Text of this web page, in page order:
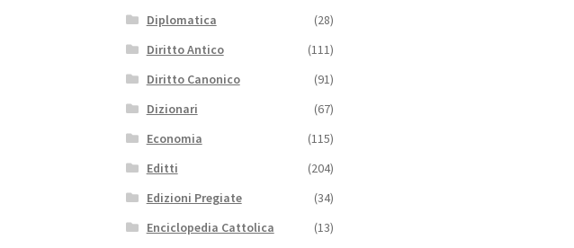
Diplomatica
(28)
Diritto Antico
(111)
Diritto Canonico
(91)
Dizionari
(67)
Economia
(115)
Editti
(204)
Edizioni Pregiate
(34)
Enciclopedia Cattolica
(13)